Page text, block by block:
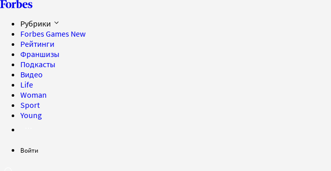
Рубрики
Forbes Games New
Рейтинги
Франшизы
Подкасты
Видео
Life
Woman
Sport
Young
Войти